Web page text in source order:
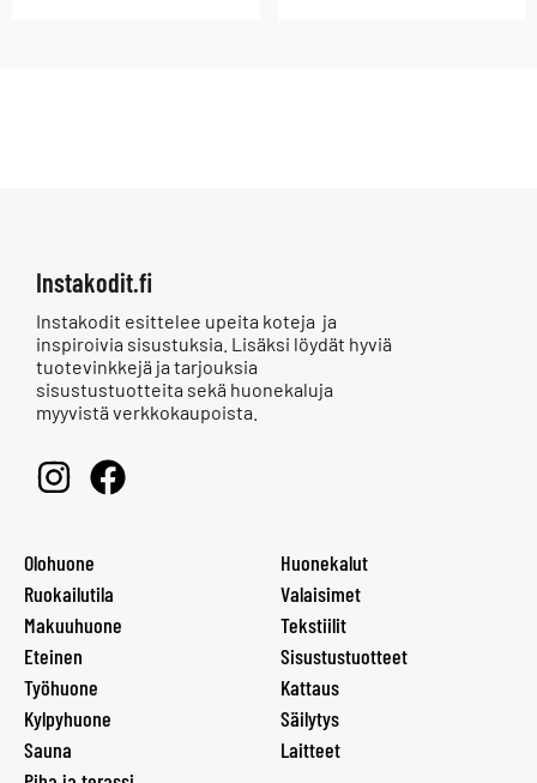
Instakodit.fi
Instakodit esittelee upeita koteja ja
inspiroivia sisustuksia. Lisäksi löydät hyviä
tuotevinkkejä ja tarjouksia
sisustustuotteita sekä huonekaluja
myyvistä verkkokaupoista.
Olohuone
Ruokailutila
Makuuhuone
Eteinen
Työhuone
Kylpyhuone
Sauna
Huonekalut
Valaisimet
Tekstiilit
Sisustustuotteet
Kattaus
Säilytys
Laitteet